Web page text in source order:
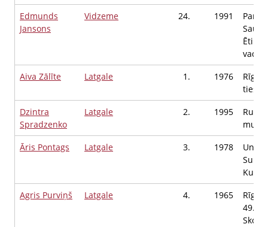
Edmunds
Jansons
Vidzeme 24. 1991
Saule
Aiva Zālīte
Latgale 1. 1976
Dzintra
Spradzenko
Latgale 2. 1995
Āris Pontags
Latgale 3. 1978
Kuģu
Agris Purviņš
Latgale 4. 1965
Rīgas